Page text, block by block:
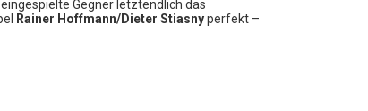
Gegner letztendlich das
Rainer Hoffmann/Dieter Stiasnyperfekt –